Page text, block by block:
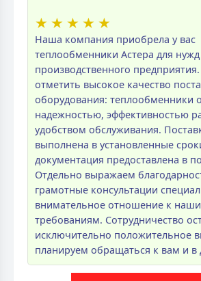
★ ★ ★ ★ ★
Наша компания приобрела у вас
теплообменники Астера для нужд
производственного
отметить высокое качество
оборудования: теплообменники
надежностью, эффективностью
удобством обслуживания.
выполнена в установленные
документация предоставлена в
Отдельно выражаем
грамотные консультации
внимательное отношение к
требованиям. Сотрудничество
исключительно положительное
планируем обращаться к вам и